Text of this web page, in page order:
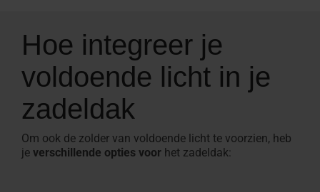
Hoe integreer je
voldoende licht in je
zadeldak
Om ook de zolder van voldoende licht te voorzien, heb
je verschillende opties voor het zadeldak: